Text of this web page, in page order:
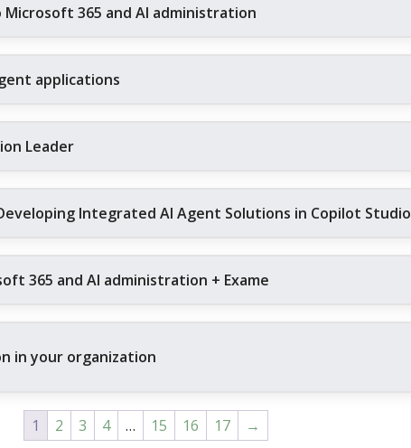
365 and AI administration
applications
Leader
Integrated AI Agent Solutions in Copilot Studio
365 and AI administration + Exame
in your organization
1 2 3 4 … 15 16 17 →